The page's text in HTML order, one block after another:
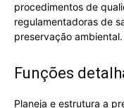
procedimentos de
regulamentadoras de
preservação ambiental.
Funções
Planeja e estrutura a